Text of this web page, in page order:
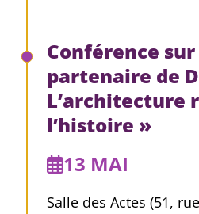
Conférence
partenaire de
L’architecture
l’histoire »
13 MAI
Salle des Actes (51,